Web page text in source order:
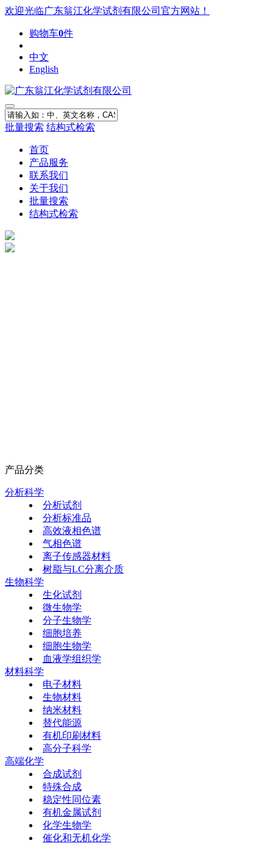
欢迎光临广东翁江化学试剂有限公司官方网站！
购物车0件
中文
English
批量搜索 结构式检索
首页
产品服务
联系我们
关于我们
批量搜索
结构式检索
产品分类
分析科学
分析试剂
分析标准品
高效液相色谱
气相色谱
离子传感器材料
树脂与LC分离介质
生物科学
生化试剂
微生物学
分子生物学
细胞培养
细胞生物学
血液学组织学
材料科学
电子材料
生物材料
纳米材料
替代能源
有机印刷材料
高分子科学
高端化学
合成试剂
特殊合成
稳定性同位素
有机金属试剂
化学生物学
催化和无机化学